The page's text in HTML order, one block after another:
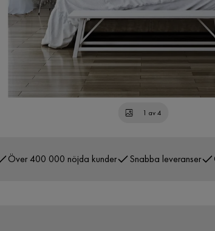
1 av 4
Över 400 000 nöjda kunder Snabba leveranser